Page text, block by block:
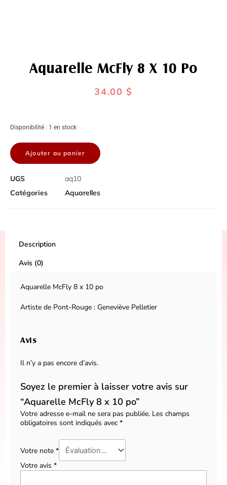
Aquarelle McFly 8 X 10 Po
34.00 $
Disponibilité : 1 en stock
quantité
Aquarelle
McFly
10
po
Ajouter au panier
UGS
aq10
Catégories
Aquarelles
Description
Avis (0)
Aquarelle McFly 8 x 10 po
Artiste de Pont-Rouge : Geneviève Pelletier
Avis
Il n’y a pas encore d’avis.
Soyez le premier à laisser votre avis sur
“Aquarelle McFly 8 x 10 po”
Votre adresse e-mail ne sera pas publiée. Les champs
obligatoires sont indiqués avec *
Votre note *
Votre avis *